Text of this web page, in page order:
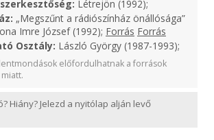
Létrejön (1992);
„Megszűnt a rádiószínház önállósága”
Imre József (1992); Forrás Forrás
Osztály: László György (1987-1993);
előfordulhatnak a források
Hiány? Jelezd a nyitólap alján levő